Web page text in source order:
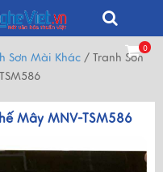
0
Sơn Mài Khác / Tranh Sơn
Mây MNV-TSM586